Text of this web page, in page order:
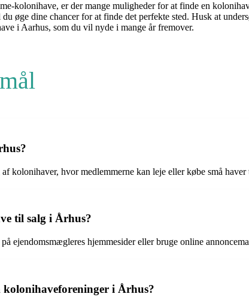
kolonihave, er der mange muligheder for at finde en
øge dine chancer for at finde det perfekte sted. Husk at
i Aarhus, som du vil nyde i mange år fremover.
kolonihaver, hvor medlemmerne kan leje eller købe små
til salg i Århus?
ejendomsmægleres hjemmesider eller bruge online
i Århus?